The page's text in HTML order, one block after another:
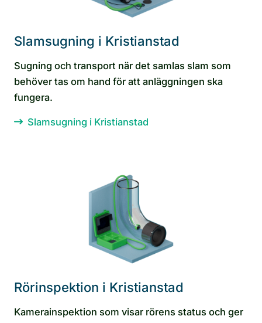
Slamsugning i Kristianstad
Sugning och transport när det samlas slam som
behöver tas om hand för att anläggningen ska
fungera.
Slamsugning i Kristianstad
Rörinspektion i Kristianstad
Kamerainspektion som visar rörens status och ger